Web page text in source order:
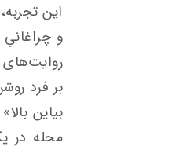
این
و
بر فرد
بیاین
محله در